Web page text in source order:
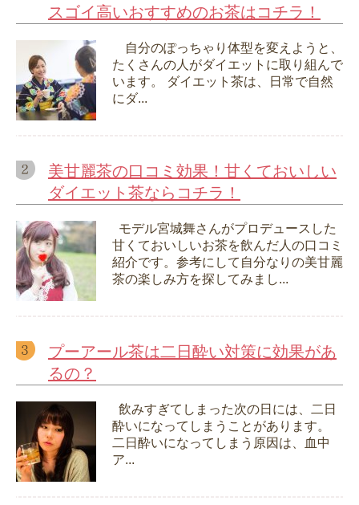
スゴイ高いおすすめのお茶はコチラ！
自分のぽっちゃり体型を変えようと、
たくさんの人がダイエットに取り組んで
います。 ダイエット茶は、日常で自然
にダ...
美甘麗茶の口コミ効果！甘くておいしい
ダイエット茶ならコチラ！
モデル宮城舞さんがプロデュースした
甘くておいしいお茶を飲んだ人の口コミ
紹介です。参考にして自分なりの美甘麗
茶の楽しみ方を探してみまし...
プーアール茶は二日酔い対策に効果があ
るの？
飲みすぎてしまった次の日には、二日
酔いになってしまうことがあります。
二日酔いになってしまう原因は、血中
ア...